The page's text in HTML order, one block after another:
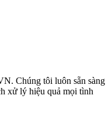
Chúng tôi luôn sẵn sàng
xử lý hiệu quả mọi tình